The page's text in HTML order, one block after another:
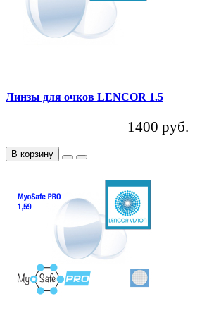
Линзы для очков LENCOR 1.5
1400 руб.
В корзину